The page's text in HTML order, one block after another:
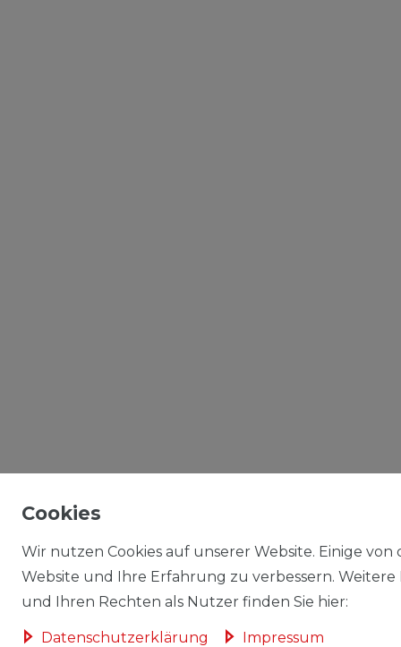
Cookies
Wir nutzen Cookies auf unserer Website. Einige
Website und Ihre Erfahrung zu verbessern.
und Ihren Rechten als Nutzer finden Sie hier:
Daten­schutz­erklärung Impressum